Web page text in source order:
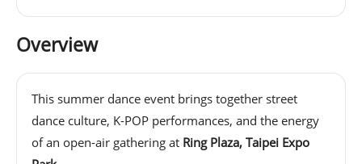
新
創
基
地
場
Overview
This summer dance event brings together street
dance culture, K-POP performances, and the energy
of an open-air gathering at Ring Plaza, Taipei Expo